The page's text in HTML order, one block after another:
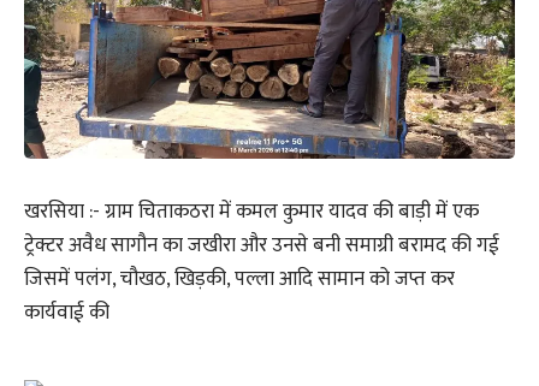
खरसिया :- ग्राम चिताकठरा में कमल कुमार यादव की बाड़ी में एक
ट्रेक्टर अवैध सागौन का जखीरा और उनसे बनी समाग्री बरामद की गई
जिसमें पलंग, चौखठ, खिड़की, पल्ला आदि सामान को जप्त कर
कार्यवाई की